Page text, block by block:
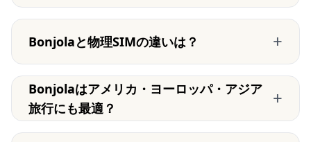
Bonjolaと物理SIMの違いは？ +
Bonjolaはアメリカ・ヨーロッパ・アジア
旅行にも最適？
+